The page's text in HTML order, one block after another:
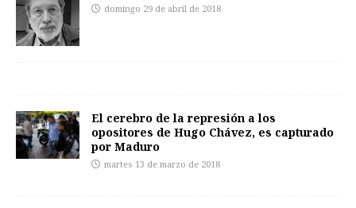
domingo 29 de abril de 2018
El cerebro de la represión a los
opositores de Hugo Chávez, es capturado
por Maduro
martes 13 de marzo de 2018